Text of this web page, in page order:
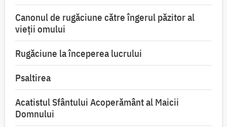
Canonul de rugăciune către îngerul păzitor al
vieții omului
Rugăciune la începerea lucrului
Psaltirea
Acatistul Sfântului Acoperământ al Maicii
Domnului